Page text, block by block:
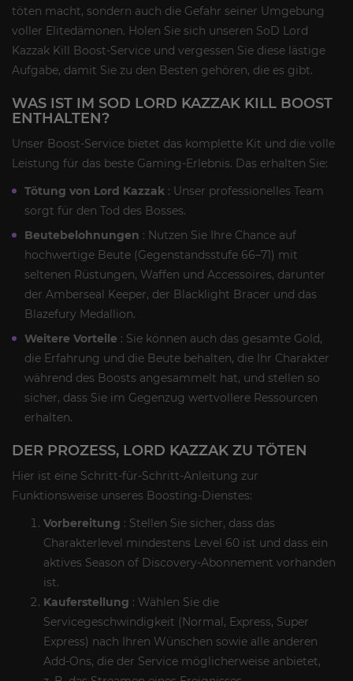
töten macht, sondern auch die Gefahr seiner Umgebung
voller Elitedämonen. Holen Sie sich unseren SoD Lord
Kazzak Kill Boost-Service und vergessen Sie diese lästige
Aufgabe, damit Sie zu den Besten gehören, die es gibt.
WAS IST IM SOD LORD KAZZAK KILL BOOST
ENTHALTEN?
Unser Boost-Service bietet das komplette Kit und die volle
Leistung für das beste Gaming-Erlebnis. Das erhalten Sie:
Tötung von Lord Kazzak : Unser professionelles Team
sorgt für den Tod des Bosses.
Beutebelohnungen : Nutzen Sie Ihre Chance auf
hochwertige Beute (Gegenstandsstufe 66–71) mit
seltenen Rüstungen, Waffen und Accessoires, darunter
der Amberseal Keeper, der Blacklight Bracer und das
Blazefury Medallion.
Weitere Vorteile : Sie können auch das gesamte Gold,
die Erfahrung und die Beute behalten, die Ihr Charakter
während des Boosts angesammelt hat, und stellen so
sicher, dass Sie im Gegenzug wertvollere Ressourcen
erhalten.
DER PROZESS, LORD KAZZAK ZU TÖTEN
Hier ist eine Schritt-für-Schritt-Anleitung zur
Funktionsweise unseres Boosting-Dienstes:
Vorbereitung : Stellen Sie sicher, dass das
Charakterlevel mindestens Level 60 ist und dass ein
aktives Season of Discovery-Abonnement vorhanden
ist.
Kauferstellung : Wählen Sie die
Servicegeschwindigkeit (Normal, Express, Super
Express) nach Ihren Wünschen sowie alle anderen
Add-Ons, die der Service möglicherweise anbietet,